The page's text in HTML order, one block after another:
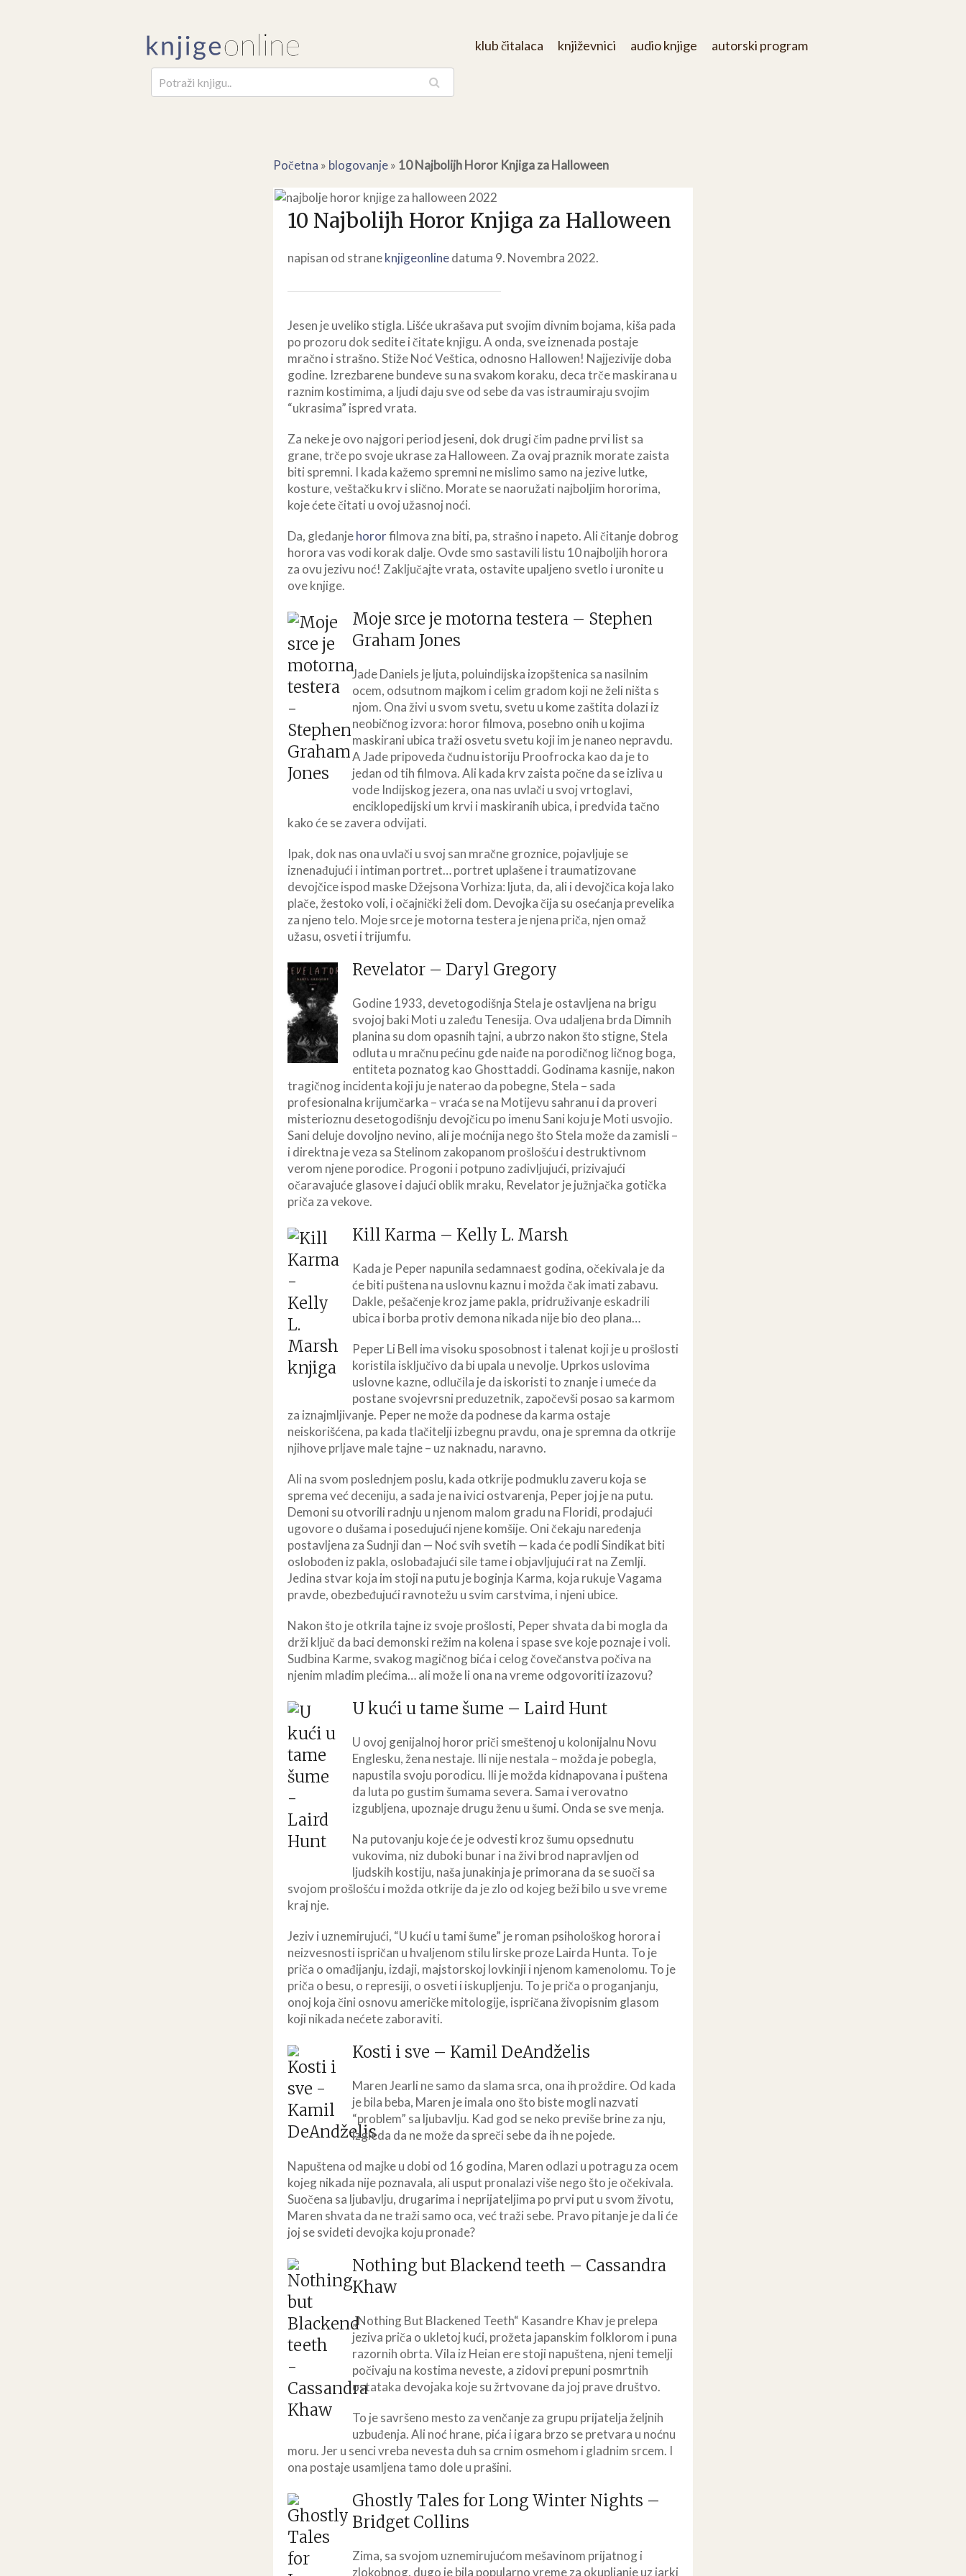
klub čitalaca književnici audio knjige autorski program
Početna » blogovanje» 10 Najbolijh Horor Knjiga za Halloween
10 Najbolijh Horor Knjiga za Halloween
napisan od straneknjigeonlinedatuma 9. Novembra 2022.
Jesen je uveliko stigla. Lišće ukrašava put svojim divnim bojama, kiša pada
po prozoru dok sedite i čitate knjigu. A onda, sve iznenada postaje
mračno i strašno. Stiže Noć Veštica, odnosno Hallowen! Najjezivije doba
godine. Izrezbarene bundeve su na svakom koraku, deca trče maskirana u
raznim kostimima, a ljudi daju sve od sebe da vas istraumiraju svojim
“ukrasima” ispred vrata.
Za neke je ovo najgori period jeseni, dok drugi čim padne prvi list sa
grane, trče po svoje ukrase za Halloween. Za ovaj praznik morate zaista
biti spremni. I kada kažemo spremni ne mislimo samo na jezive lutke,
kosture, veštačku krv i slično. Morate se naoružati najboljim hororima,
koje ćete čitati u ovoj užasnoj noći.
Da, gledanjehororfilmova zna biti, pa, strašno i napeto. Ali čitanje dobrog
horora vas vodi korak dalje. Ovde smo sastavili listu 10 najboljih horora
za ovu jezivu noć! Zaključajte vrata, ostavite upaljeno svetlo i uronite u
ove knjige.
Moje srce je motorna testera – Stephen
Graham Jones
Jade Daniels je ljuta, poluindijska izopštenica sa nasilnim
ocem, odsutnom majkom i celim gradom koji ne želi ništa s
njom. Ona živi u svom svetu, svetu u kome zaštita dolazi iz
neobičnog izvora: horor filmova, posebno onih u kojima
maskirani ubica traži osvetu svetu koji im je naneo nepravdu.
A Jade pripoveda čudnu istoriju Proofrocka kao da je to
jedan od tih filmova. Ali kada krv zaista počne da se izliva u
vode Indijskog jezera, ona nas uvlači u svoj vrtoglavi,
enciklopedijski um krvi i maskiranih ubica, i predviđa tačno
kako će se zavera odvijati.
Ipak, dok nas ona uvlači u svoj san mračne groznice, pojavljuje se
iznenađujući i intiman portret… portret uplašene i traumatizovane
devojčice ispod maske Džejsona Vorhiza: ljuta, da, ali i devojčica koja lako
plače, žestoko voli, i očajnički želi dom. Devojka čija su osećanja prevelika
za njeno telo. Moje srce je motorna testera je njena priča, njen omaž
užasu, osveti i trijumfu.
Revelator – Daryl Gregory
Godine 1933, devetogodišnja Stela je ostavljena na brigu
svojoj baki Moti u zaleđu Tenesija. Ova udaljena brda Dimnih
planina su dom opasnih tajni, a ubrzo nakon što stigne, Stela
odluta u mračnu pećinu gde naiđe na porodičnog ličnog boga,
entiteta poznatog kao Ghosttaddi. Godinama kasnije, nakon
tragičnog incidenta koji ju je naterao da pobegne, Stela – sada
profesionalna krijumčarka – vraća se na Motijevu sahranu i da proveri
misterioznu desetogodišnju devojčicu po imenu Sani koju je Moti usvojio.
Sani deluje dovoljno nevino, ali je moćnija nego što Stela može da zamisli –
i direktna je veza sa Stelinom zakopanom prošlošću i destruktivnom
verom njene porodice. Progoni i potpuno zadivljujući, prizivajući
očaravajuće glasove i dajući oblik mraku, Revelator je južnjačka gotička
priča za vekove.
Kill Karma – Kelly L. Marsh
Kada je Peper napunila sedamnaest godina, očekivala je da
će biti puštena na uslovnu kaznu i možda čak imati zabavu.
Dakle, pešačenje kroz jame pakla, pridruživanje eskadrili
ubica i borba protiv demona nikada nije bio deo plana…
Peper Li Bell ima visoku sposobnost i talenat koji je u prošlosti
koristila isključivo da bi upala u nevolje. Uprkos uslovima
uslovne kazne, odlučila je da iskoristi to znanje i umeće da
postane svojevrsni preduzetnik, započevši posao sa karmom
za iznajmljivanje. Peper ne može da podnese da karma ostaje
neiskorišćena, pa kada tlačitelji izbegnu pravdu, ona je spremna da otkrije
njihove prljave male tajne – uz naknadu, naravno.
Ali na svom poslednjem poslu, kada otkrije podmuklu zaveru koja se
sprema već deceniju, a sada je na ivici ostvarenja, Peper joj je na putu.
Demoni su otvorili radnju u njenom malom gradu na Floridi, prodajući
ugovore o dušama i posedujući njene komšije. Oni čekaju naređenja
postavljena za Sudnji dan — Noć svih svetih — kada će podli Sindikat biti
oslobođen iz pakla, oslobađajući sile tame i objavljujući rat na Zemlji.
Jedina stvar koja im stoji na putu je boginja Karma, koja rukuje Vagama
pravde, obezbeđujući ravnotežu u svim carstvima, i njeni ubice.
Nakon što je otkrila tajne iz svoje prošlosti, Peper shvata da bi mogla da
drži ključ da baci demonski režim na kolena i spase sve koje poznaje i voli.
Sudbina Karme, svakog magičnog bića i celog čovečanstva počiva na
njenim mladim plećima… ali može li ona na vreme odgovoriti izazovu?
U kući u tame šume – Laird Hunt
U ovoj genijalnoj horor priči smeštenoj u kolonijalnu Novu
Englesku, žena nestaje. Ili nije nestala – možda je pobegla,
napustila svoju porodicu. Ili je možda kidnapovana i puštena
da luta po gustim šumama severa. Sama i verovatno
izgubljena, upoznaje drugu ženu u šumi. Onda se sve menja.
Na putovanju koje će je odvesti kroz šumu opsednutu
vukovima, niz duboki bunar i na živi brod napravljen od
ljudskih kostiju, naša junakinja je primorana da se suoči sa
svojom prošlošću i možda otkrije da je zlo od kojeg beži bilo u sve vreme
kraj nje.
Jeziv i uznemirujući, “U kući u tami šume” je roman psihološkog horora i
neizvesnosti ispričan u hvaljenom stilu lirske proze Lairda Hunta. To je
priča o omađijanju, izdaji, majstorskoj lovkinji i njenom kamenolomu. To je
priča o besu, o represiji, o osveti i iskupljenju. To je priča o proganjanju,
onoj koja čini osnovu američke mitologije, ispričana živopisnim glasom
koji nikada nećete zaboraviti.
Kosti i sve – Kamil DeAndželis
Maren Jearli ne samo da slama srca, ona ih proždire. Od kada
je bila beba, Maren je imala ono što biste mogli nazvati
“problem” sa ljubavlju. Kad god se neko previše brine za nju,
izgleda da ne može da spreči sebe da ih ne pojede.
Napuštena od majke u dobi od 16 godina, Maren odlazi u potragu za ocem
kojeg nikada nije poznavala, ali usput pronalazi više nego što je očekivala.
Suočena sa ljubavlju, drugarima i neprijateljima po prvi put u svom životu,
Maren shvata da ne traži samo oca, već traži sebe. Pravo pitanje je da li će
joj se svideti devojka koju pronađe?
Nothing but Blackend teeth – Cassandra
Khaw
„Nothing But Blackened Teeth“ Kasandre Khav je prelepa
jeziva priča o ukletoj kući, prožeta japanskim folklorom i puna
razornih obrta. Vila iz Heian ere stoji napuštena, njeni temelji
počivaju na kostima neveste, a zidovi prepuni posmrtnih
ostataka devojaka koje su žrtvovane da joj prave društvo.
To je savršeno mesto za venčanje za grupu prijatelja željnih
uzbuđenja. Ali noć hrane, pića i igara brzo se pretvara u noćnu
moru. Jer u senci vreba nevesta duh sa crnim osmehom i gladnim srcem. I
ona postaje usamljena tamo dole u ​​prašini.
Ghostly Tales for Long Winter Nights –
Bridget Collins
Zima, sa svojom uznemirujućom mešavinom prijatnog i
zlokobnog, dugo je bila popularno vreme za okupljanje uz jarki